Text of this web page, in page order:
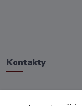
Kontakty